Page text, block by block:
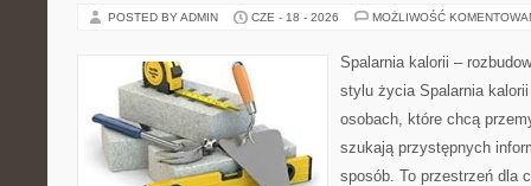
POSTED BY ADMIN CZE - 18 - 2026 MOŻLIWOŚĆ
Spalarnia kalorii –
stylu życia Spalarnia
osobach, które chcą
szukają przystępnych
sposób. To przestrzeń dla